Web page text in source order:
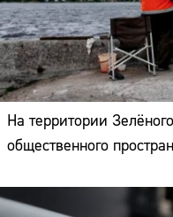
На территории
общественного